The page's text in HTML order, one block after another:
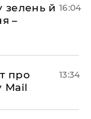
зелень й
–
16:04
про
Mail
13:34